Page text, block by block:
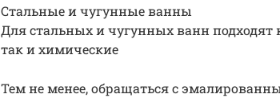
Стальные и чугунные ванны
Для стальных и чугунных ванн подходят
так и химические
Тем не менее, обращаться с